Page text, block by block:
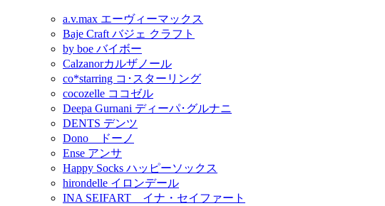
a.v.max エーヴィーマックス
Baje Craft バジェ クラフト
by boe バイボー
Calzanorカルザノール
co*starring コ･スターリング
cocozelle ココゼル
Deepa Gurnani ディーパ･グルナニ
DENTS デンツ
Dono ドーノ
Ense アンサ
Happy Socks ハッピーソックス
hirondelle イロンデール
INA SEIFART イナ・セイファート